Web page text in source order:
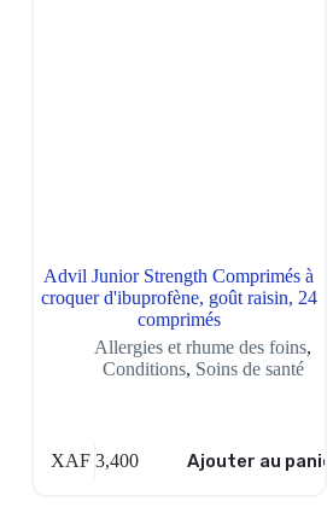
Advil Junior Strength Comprimés à
croquer d'ibuprofène, goût raisin, 24
comprimés
Allergies et rhume des foins,
Conditions, Soins de santé
XAF3,400 Ajouter au panier